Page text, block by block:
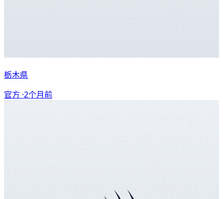
栃木県
官方 ·2个月前